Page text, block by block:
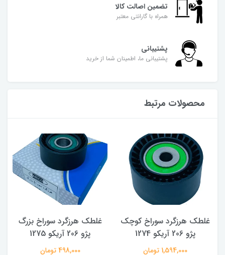
تضمین اصالت کالا
همراه با گارانتی معتبر
پشتیبانی
پشتیبانی ما، اطمینان شما از خرید
محصولات مرتبط
غلطک هرزگرد سوراخ کوچک
پژو 206 آریکو 1274
1,594,000 تومان
غلطک هرزگرد سوراخ بزرگ
پژو 206 آریکو 1275
498,000 تومان